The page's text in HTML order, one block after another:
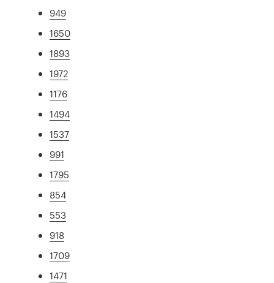
949
1650
1893
1972
1176
1494
1537
991
1795
854
553
918
1709
1471